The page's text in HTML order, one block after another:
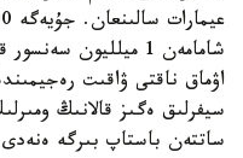
شامامەن 1 ميلليون
اۋماق ناقتى ۋاقىت
سيفرلىق ەگىز قالانىڭ
ساتتەن باستاپ بىرگە